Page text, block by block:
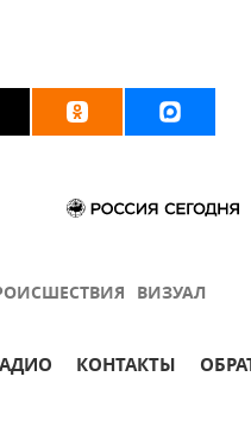
ВИЗУАЛ
КОНТАКТЫ